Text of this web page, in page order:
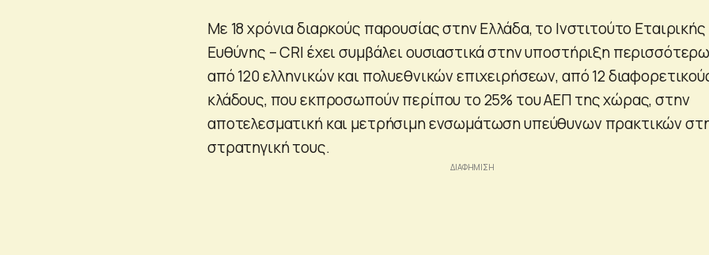
Με 18 χρόνια διαρκούς παρουσίας στην Ελλάδα, το Ινστιτούτο Εταιρικής
Ευθύνης – CRI έχει συμβάλει ουσιαστικά στην υποστήριξη
από 120 ελληνικών και πολυεθνικών επιχειρήσεων, από 12
κλάδους, που εκπροσωπούν περίπου το 25% του ΑΕΠ της χώρας, στην
αποτελεσματική και μετρήσιμη ενσωμάτωση υπεύθυνων πρακτικών
στρατηγική τους.